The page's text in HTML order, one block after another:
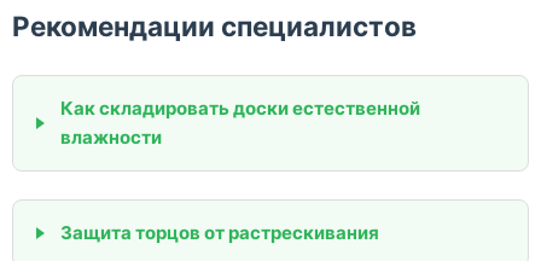
Рекомендации специалистов
Как складировать доски естественной
влажности
Защита торцов от растрескивания